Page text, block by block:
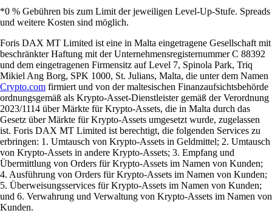
*0 % Gebühren bis zum Limit der jeweiligen Level-Up-Stufe. Spreads
und weitere Kosten sind möglich.
Foris DAX MT Limited ist eine in Malta eingetragene Gesellschaft mit
beschränkter Haftung mit der Unternehmensregisternummer C 88392
und dem eingetragenen Firmensitz auf Level 7, Spinola Park, Triq
Mikiel Ang Borg, SPK 1000, St. Julians, Malta, die unter dem Namen
Crypto.com firmiert und von der maltesischen Finanzaufsichtsbehörde
ordnungsgemäß als Krypto-Asset-Dienstleister gemäß der Verordnung
2023/1114 über Märkte für Krypto-Assets, die in Malta durch das
Gesetz über Märkte für Krypto-Assets umgesetzt wurde, zugelassen
ist. Foris DAX MT Limited ist berechtigt, die folgenden Services zu
erbringen: 1. Umtausch von Krypto-Assets in Geldmittel; 2. Umtausch
von Krypto-Assets in andere Krypto-Assets; 3. Empfang und
Übermittlung von Orders für Krypto-Assets im Namen von Kunden;
4. Ausführung von Orders für Krypto-Assets im Namen von Kunden;
5. Überweisungsservices für Krypto-Assets im Namen von Kunden;
und 6. Verwahrung und Verwaltung von Krypto-Assets im Namen von
Kunden.